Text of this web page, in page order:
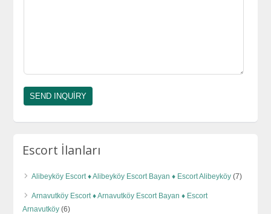
Escort İlanları
Alibeyköy Escort ♦️ Alibeyköy Escort Bayan ♦️ Escort Alibeyköy (7)
Arnavutköy Escort ♦️ Arnavutköy Escort Bayan ♦️ Escort
Arnavutköy (6)